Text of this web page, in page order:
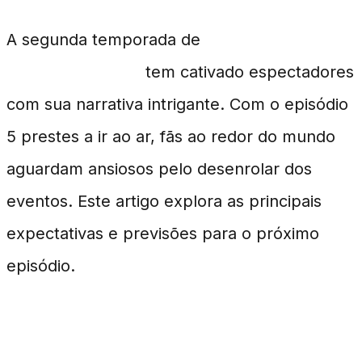
A segunda temporada de
tem cativado espectadores
com sua narrativa intrigante. Com o episódio
5 prestes a ir ao ar, fãs ao redor do mundo
aguardam ansiosos pelo desenrolar dos
eventos. Este artigo explora as principais
expectativas e previsões para o próximo
episódio.